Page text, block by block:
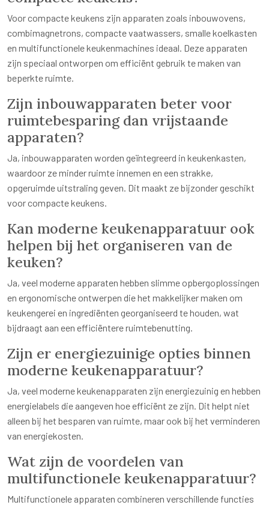
Voor compacte keukens zijn apparaten zoals inbouwovens,
combimagnetrons, compacte vaatwassers, smalle koelkasten
en multifunctionele keukenmachines ideaal. Deze apparaten
zijn speciaal ontworpen om efficiënt gebruik te maken van
beperkte ruimte.
Zijn inbouwapparaten beter voor
ruimtebesparing dan vrijstaande
apparaten?
Ja, inbouwapparaten worden geïntegreerd in keukenkasten,
waardoor ze minder ruimte innemen en een strakke,
opgeruimde uitstraling geven. Dit maakt ze bijzonder geschikt
voor compacte keukens.
Kan moderne keukenapparatuur ook
helpen bij het organiseren van de
keuken?
Ja, veel moderne apparaten hebben slimme opbergoplossingen
en ergonomische ontwerpen die het makkelijker maken om
keukengerei en ingrediënten georganiseerd te houden, wat
bijdraagt aan een efficiëntere ruimtebenutting.
Zijn er energiezuinige opties binnen
moderne keukenapparatuur?
Ja, veel moderne keukenapparaten zijn energiezuinig en hebben
energielabels die aangeven hoe efficiënt ze zijn. Dit helpt niet
alleen bij het besparen van ruimte, maar ook bij het verminderen
van energiekosten.
Wat zijn de voordelen van
multifunctionele keukenapparatuur?
Multifunctionele apparaten combineren verschillende functies